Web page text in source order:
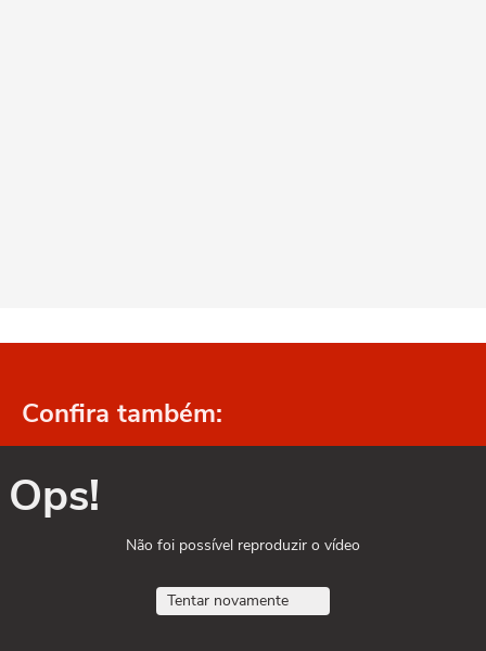
Confira também:
Ops!
Não foi possível reproduzir o vídeo
Tentar novamente